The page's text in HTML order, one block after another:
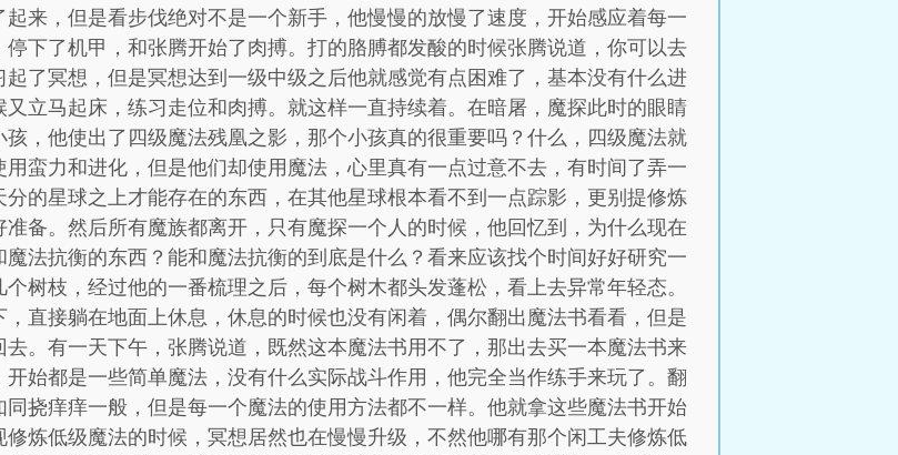
来，但是看步伐绝对不是一个新手，他慢慢的放慢了速度，开始感应着每一
下了机甲，和张腾开始了肉搏。打的胳膊都发酸的时候张腾说道，你可以去
了冥想，但是冥想达到一级中级之后他就感觉有点困难了，基本没有什么进
立马起床，练习走位和肉搏。就这样一直持续着。在暗屠，魔探此时的眼睛
，他使出了四级魔法残凰之影，那个小孩真的很重要吗？什么，四级魔法就
蛮力和进化，但是他们却使用魔法，心里真有一点过意不去，有时间了弄一
的星球之上才能存在的东西，在其他星球根本看不到一点踪影，更别提修炼
备。然后所有魔族都离开，只有魔探一个人的时候，他回忆到，为什么现在
法抗衡的东西？能和魔法抗衡的到底是什么？看来应该找个时间好好研究一
树枝，经过他的一番梳理之后，每个树木都头发蓬松，看上去异常年轻态。
直接躺在地面上休息，休息的时候也没有闲着，偶尔翻出魔法书看看，但是
。有一天下午，张腾说道，既然这本魔法书用不了，那出去买一本魔法书来
始都是一些简单魔法，没有什么实际战斗作用，他完全当作练手来玩了。翻
挠痒痒一般，但是每一个魔法的使用方法都不一样。他就拿这些魔法书开始
炼低级魔法的时候，冥想居然也在慢慢升级，不然他哪有那个闲工夫修炼低